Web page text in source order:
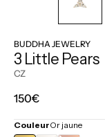
BUDDHA JEWELRY
3 Little Pears
CZ
Prix
150€
CouleurOr jaune